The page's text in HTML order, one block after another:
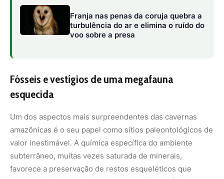
favorece a preservação de restos esqueléticos que
desapareceriam rapidamente no solo ácido e úmido da
floresta externa. Estudos indicam a presença de fósseis
cavidades, incluindo preguiças-gigantes e tatus de
milhares de anos.
reconstruir a teia alimentar e o comportamento de
espécies extintas. As cavernas serviam tanto como
abrigos naturais para esses animais quanto como
armadilhas naturais, onde indivíduos caíam e acabavam
por ser preservados pelos sedimentos. A análise do DNA